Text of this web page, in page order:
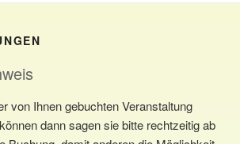
von Ihnen gebuchten Veranstaltung
dann sagen sie bitte rechtzeitig ab